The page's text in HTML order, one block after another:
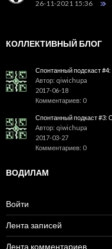
26-11-2021 15:36
КОЛЛЕКТИВНЫЙ БЛОГ
Спонтанный подскаст
Автор: qiwichupa
2017-06-18
Комментариев: 0
Спонтанный подкаст #3:
Автор: qiwichupa
2017-03-27
Комментариев: 0
ВОДИЛАМ
Войти
Лента записей
Лента комментариев